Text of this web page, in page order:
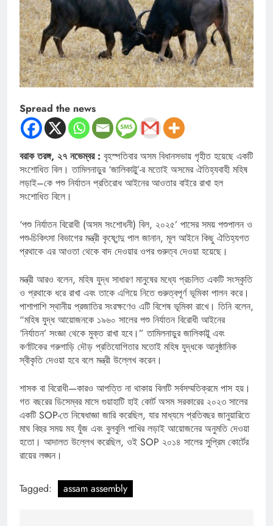
Spread the news
বরাক তরঙ্গ, ২৭ নভেম্বর : বৃহস্পতিবার অসম বিধানসভায় গৃহীত হয়েছে একটি
সংশোধিত বিল। তামিলনাড়ুর ‘জালিকাট্টু’-র মতোই অসমের ঐতিহ্যবাহী মহিষ
লড়াই–কে পশু নির্যাতন প্রতিরোধ আইনের আওতার বাইরে রাখা হল
সংশোধিত বিলে।
‘পশু নির্যাতন বিরোধী (অসম সংশোধনী) বিল, ২০২৫’ পাসের সময় পশুপালন ও
পশু-চিকিৎসা বিভাগের মন্ত্রী কৃষ্ণেন্দু পাল জানান, মূল আইনে কিছু ঐতিহ্যগত
প্রথাকে এর আওতা থেকে বাদ দেওয়ার ওপর গুরুত্ব দেওয়া হয়েছে।
মন্ত্রী আরও বলেন, মহিষ যুদ্ধ সাধারণ মানুষের মধ্যে প্রচলিত একটি সংস্কৃতি
ও প্রথাকে ধরে রাখা এবং তাকে এগিয়ে নিতে গুরুত্বপূর্ণ ভূমিকা পালন করে।
পাশাপাশি স্থানীয় প্রজাতির সংরক্ষণেও এটি বিশেষ ভূমিকা রাখে। তিনি বলেন,
“মহিষ যুদ্ধ আয়োজনকে ১৯৬০ সালের পশু নির্যাতন বিরোধী আইনের
‘নির্যাতন’ সংজ্ঞা থেকে মুক্ত রাখা হবে।” তামিলনাড়ুর জালিকাট্টু এবং
কর্ণাটকের গরুগাড়ি দৌড় প্রতিযোগিতার মতোই মহিষ যুদ্ধকে আনুষ্ঠানিক
স্বীকৃতি দেওয়া হবে বলে মন্ত্রী উল্লেখ করেন।
শাসক বা বিরোধী—কারও আপত্তি না থাকায় বিলটি সর্বসম্মতিক্রমে পাস হয়।
গত বছরের ডিসেম্বর মাসে গুয়াহাটি হাই কোর্ট অসম সরকারের ২০২৩ সালের
একটি SOP-তে নিষেধাজ্ঞা জারি করেছিল, যার মাধ্যমে প্রতিবছর জানুয়ারিতে
মাঘ বিহুর সময় মহ যুঁজ এবং বুলবুলি পাখির লড়াই আয়োজনের অনুমতি দেওয়া
হতো। আদালত উল্লেখ করেছিল, ওই SOP ২০১৪ সালের সুপ্রিম কোর্টের
রায়ের লঙ্ঘন।
Tagged: assam assembly